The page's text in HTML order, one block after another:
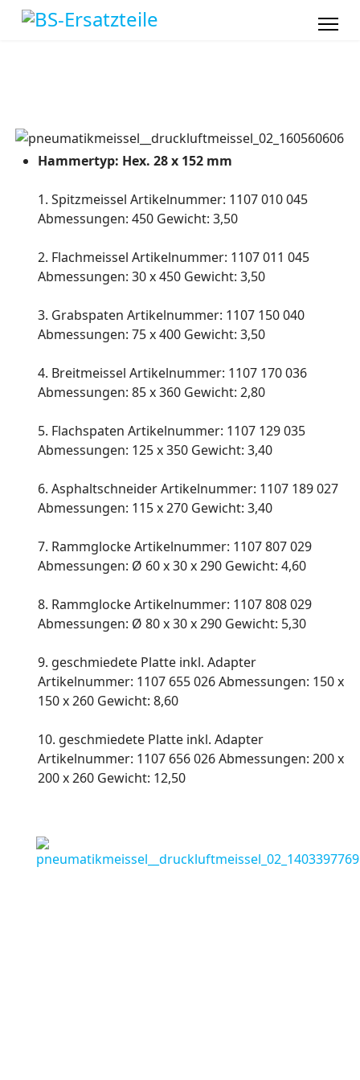
Hammertyp: Hex. 28 x 152 mm
1. Spitzmeissel Artikelnummer: 1107 010 045
Abmessungen: 450 Gewicht: 3,50
2. Flachmeissel Artikelnummer: 1107 011 045
Abmessungen: 30 x 450 Gewicht: 3,50
3. Grabspaten Artikelnummer: 1107 150 040
Abmessungen: 75 x 400 Gewicht: 3,50
4. Breitmeissel Artikelnummer: 1107 170 036
Abmessungen: 85 x 360 Gewicht: 2,80
5. Flachspaten Artikelnummer: 1107 129 035
Abmessungen: 125 x 350 Gewicht: 3,40
6. Asphaltschneider Artikelnummer: 1107 189 027
Abmessungen: 115 x 270 Gewicht: 3,40
7. Rammglocke Artikelnummer: 1107 807 029
Abmessungen: Ø 60 x 30 x 290 Gewicht: 4,60
8. Rammglocke Artikelnummer: 1107 808 029
Abmessungen: Ø 80 x 30 x 290 Gewicht: 5,30
9. geschmiedete Platte inkl. Adapter
Artikelnummer: 1107 655 026 Abmessungen: 150 x
150 x 260 Gewicht: 8,60
10. geschmiedete Platte inkl. Adapter
Artikelnummer: 1107 656 026 Abmessungen: 200 x
200 x 260 Gewicht: 12,50